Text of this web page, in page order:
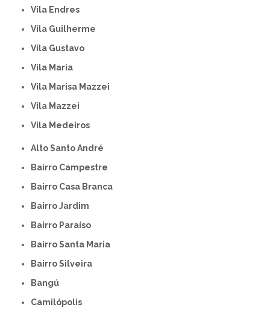
Vila Endres
Vila Guilherme
Vila Gustavo
Vila Maria
Vila Marisa Mazzei
Vila Mazzei
Vila Medeiros
Alto Santo André
Bairro Campestre
Bairro Casa Branca
Bairro Jardim
Bairro Paraíso
Bairro Santa Maria
Bairro Silveira
Bangú
Camilópolis